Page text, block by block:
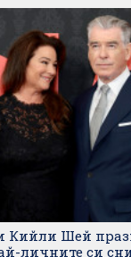
Кийли Шей
личните си